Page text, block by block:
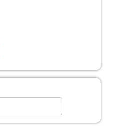
characters for results.